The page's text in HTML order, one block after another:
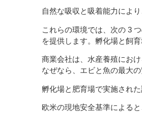
自然な吸収と吸着能力によ
これらの環境では、次の 3
を提供します。孵化場と飼
商業会社は、水産養殖にお
なぜなら、エビと魚の最大
孵化場と肥育場で実施され
欧米の現地安全基準による